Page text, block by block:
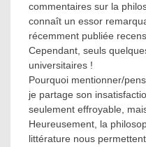
commentaires sur la
connaît un essor
récemment publiée
Cependant, seuls
universitaires !
Pourquoi mentionner/
je partage son
seulement effroyable,
Heureusement, la
littérature nous